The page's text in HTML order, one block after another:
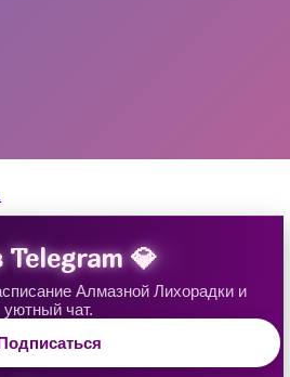
💎
Алмазной Лихорадки и
уютный чат.